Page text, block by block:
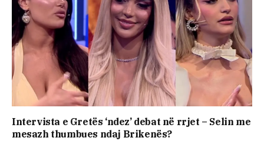
Intervista e Gretës ‘ndez’ debat në rrjet – Selin me
mesazh thumbues ndaj Brikenës?